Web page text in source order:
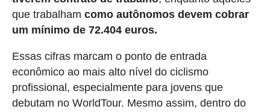
que trabalham como autônomos devem cobrar
um mínimo de 72.404 euros.
Essas cifras marcam o ponto de entrada
econômico ao mais alto nível do ciclismo
profissional, especialmente para jovens que
debutam no WorldTour. Mesmo assim, dentro do